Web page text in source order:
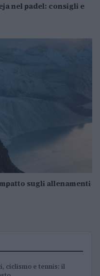
nel padel: consigli e
sugli allenamenti
ciclismo e tennis: il